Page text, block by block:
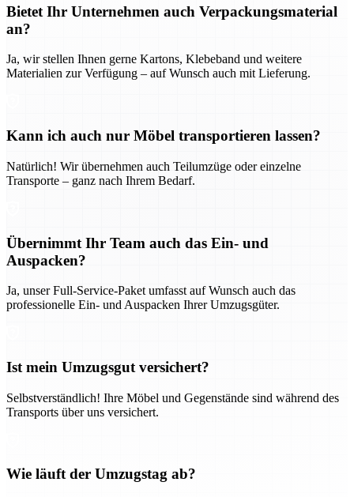
Bietet Ihr Unternehmen auch Verpackungsmaterial
an?
Ja, wir stellen Ihnen gerne Kartons, Klebeband und weitere
Materialien zur Verfügung – auf Wunsch auch mit Lieferung.
Kann ich auch nur Möbel transportieren lassen?
Natürlich! Wir übernehmen auch Teilumzüge oder einzelne
Transporte – ganz nach Ihrem Bedarf.
Übernimmt Ihr Team auch das Ein- und
Auspacken?
Ja, unser Full-Service-Paket umfasst auf Wunsch auch das
professionelle Ein- und Auspacken Ihrer Umzugsgüter.
Ist mein Umzugsgut versichert?
Selbstverständlich! Ihre Möbel und Gegenstände sind während des
Transports über uns versichert.
Wie läuft der Umzugstag ab?